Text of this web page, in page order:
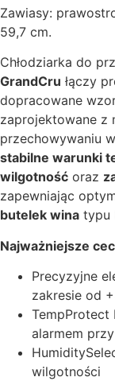
Zawiasy:
59,7 cm.
Chłodziarka do
GrandCru łączy
dopracowane
zaprojektowane z
przechowywaniu
stabilne warunki
wilgotność oraz
zapewniając
butelek wina typu
Najważniejsze
Precyzyjne
zakresie od
TempProtect
alarmem
wilgotności